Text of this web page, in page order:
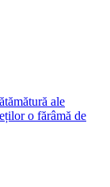
ale
o fărâmă de